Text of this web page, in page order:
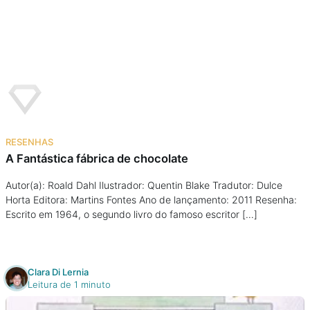
Taba na Escola
RESENHAS
A Fantástica fábrica de chocolate
Autor(a): Roald Dahl Ilustrador: Quentin Blake Tradutor: Dulce
Horta Editora: Martins Fontes Ano de lançamento: 2011 Resenha:
Escrito em 1964, o segundo livro do famoso escritor […]
Clara Di Lernia
Leitura de 1 minuto